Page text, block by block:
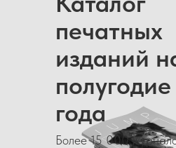
печатных
изданий
года
Более 15 000